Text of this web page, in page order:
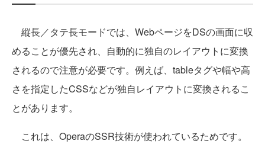
縦長／タテ長モードでは、WebページをDSの画面に収
めることが優先され、自動的に独自のレイアウトに変換
されるので注意が必要です。例えば、tableタグや幅や高
さを指定したCSSなどが独自レイアウトに変換されるこ
とがあります。
これは、OperaのSSR技術が使われているためです。